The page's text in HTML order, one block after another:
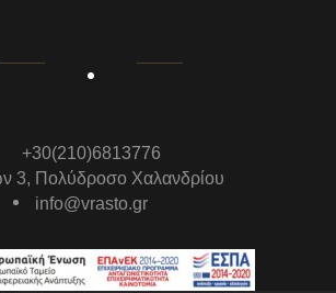
+30(210)6813776
3, Πολύδροσο Χαλανδρίου
info@vrasto.gr